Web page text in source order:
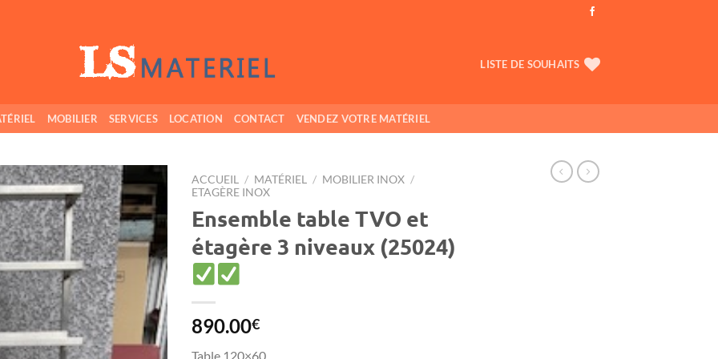
LISTE DE SOUHAITS
MOBILIER SERVICES LOCATION CONTACT VENDEZ VOTRE MATÉRIEL
Ajouter
à ma
wishlist
ACCUEIL / MATÉRIEL / MOBILIER INOX /
ETAGÈRE INOX
Ensemble table TVO et
étagère 3 niveaux (25024)
890.00€
Table 120×60